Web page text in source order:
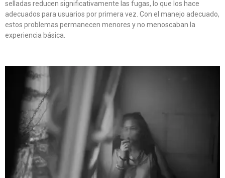
selladas reducen significativamente las fugas, lo que los hace
adecuados para usuarios por primera vez. Con el manejo adecuado,
estos problemas permanecen menores y no menoscaban la
experiencia básica.